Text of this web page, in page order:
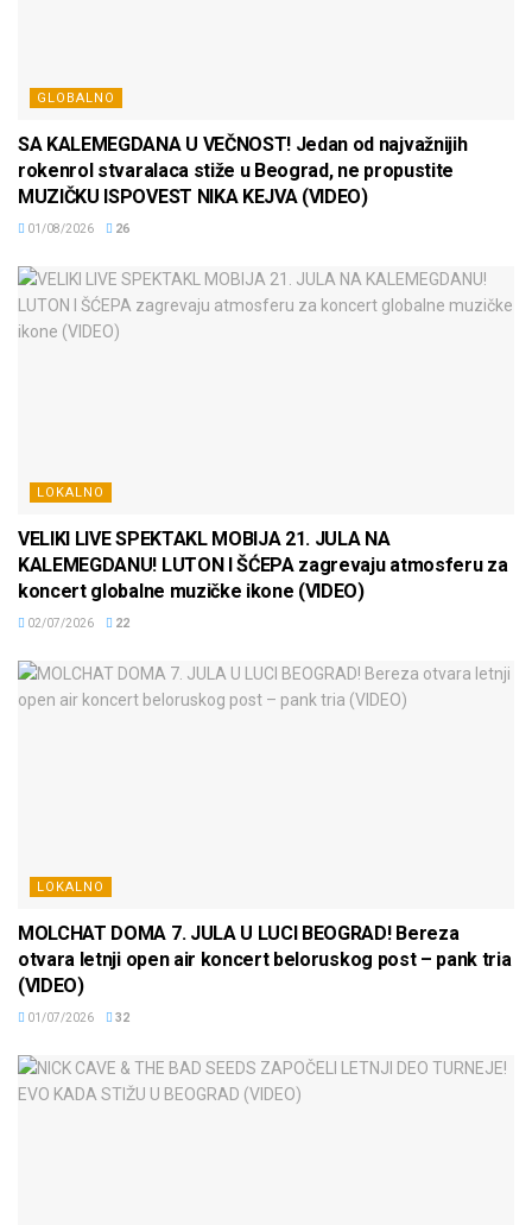
GLOBALNO
SA KALEMEGDANA U VEČNOST! Jedan od najvažnijih
rokenrol stvaralaca stiže u Beograd, ne propustite
MUZIČKU ISPOVEST NIKA KEJVA (VIDEO)
01/08/2026 26
LOKALNO
VELIKI LIVE SPEKTAKL MOBIJA 21. JULA NA
KALEMEGDANU! LUTON I ŠĆEPA zagrevaju atmosferu za
koncert globalne muzičke ikone (VIDEO)
02/07/2026 22
LOKALNO
MOLCHAT DOMA 7. JULA U LUCI BEOGRAD! Bereza
otvara letnji open air koncert beloruskog post – pank tria
(VIDEO)
01/07/2026 32